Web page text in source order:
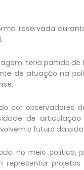
reservada
teria partido
de atuação na
por observadores
de articulação
o futuro da
no meio político,